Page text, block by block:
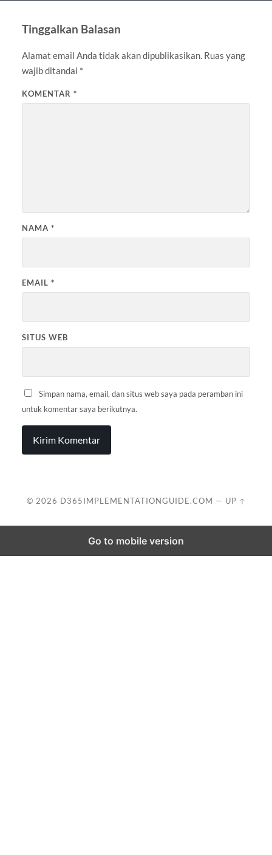
Tinggalkan Balasan
Alamat email Anda tidak akan dipublikasikan. Ruas yang
wajib ditandai *
KOMENTAR *
NAMA *
EMAIL *
SITUS WEB
Simpan nama, email, dan situs web saya pada peramban ini
untuk komentar saya berikutnya.
© 2026 D365IMPLEMENTATIONGUIDE.COM — UP ↑
Go to mobile version